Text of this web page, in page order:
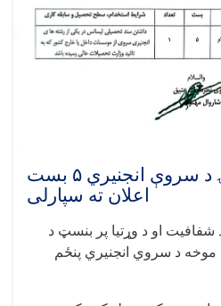
مهترلام ښاروالۍ د سروې انجنیري ۵ بست
اعلان ته سپارلی
شفافیت او د وړتیا پر بنسټ د
موخه د سروي انجنیري پنځم